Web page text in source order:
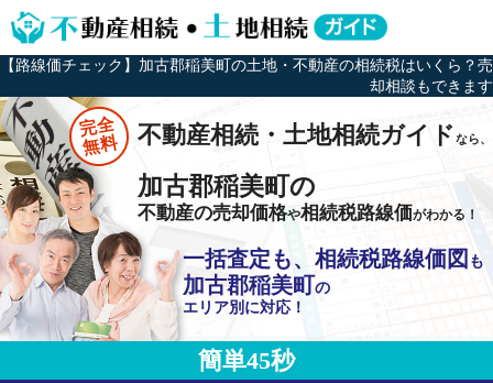
【路線価チェック】加古郡稲美町の土地・不動産の相続税はいくら？売
却相談もできます
完全
無料 不動産相続・土地相続ガイドなら、
加古郡稲美町の
不動産の売却価格や相続税路線価がわかる！
一括査定も、相続税路線価図 も
加古郡稲美町の
エリア別に対応！
簡単45秒